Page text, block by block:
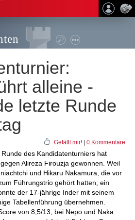
alleine -
letzte Runde
Gefällt mir! 0 Kommentare
des Kandidatenturniers hat
Alireza Firouzja gewonnen. Weil
und Hikaru Nakamura, die vor
Führungstrio gehört hatten, ein
der 17-jährige Inder mit seinem
Tabellenführung übernehmen.
von 8,5/13; bei Nepo und Naka